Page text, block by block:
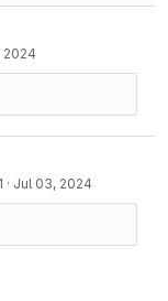
2024
· Jul 03, 2024